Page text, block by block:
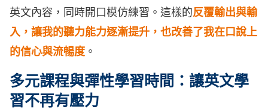
英文內容，同時開口模仿練習。這樣的反覆輸出與輸
入，讓我的聽力能力逐漸提升，也改善了我在口說上
的信心與流暢度。
多元課程與彈性學習時間：讓英文學
習不再有壓力